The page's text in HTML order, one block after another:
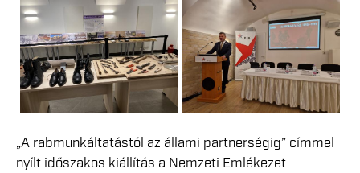
„A rabmunkáltatástól az állami partnerségig” címmel
nyílt időszakos kiállítás a Nemzeti Emlékezet